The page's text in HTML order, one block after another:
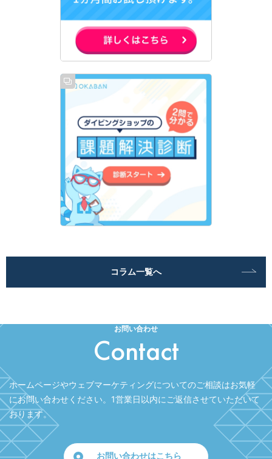
コラム一覧へ
お問い合わせ
Contact
ホームページやウェブマーケティングについてのご相談はお気軽
にお問い合わせください。 1営業日以内にご返信させていただいて
おります。
お問い合わせはこちら